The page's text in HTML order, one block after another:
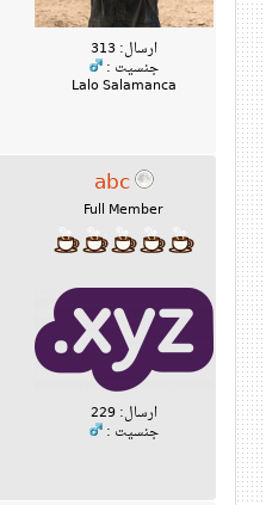
ارسال: 313
جنسیت :
Lalo Salamanca
abc
Full Member
ارسال: 229
جنسیت :